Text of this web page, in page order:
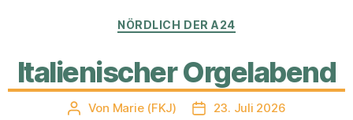
Kategorien
NÖRDLICH DER A24
Italienischer Orgelabend
Beitragsautor
Von Marie (FKJ) Veröffentlichungsdatum
23. Juli 2026